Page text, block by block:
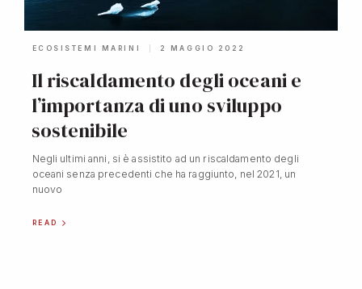
ECOSISTEMI MARINI 2 MAGGIO 2022
Il riscaldamento degli oceani e
l’importanza di uno sviluppo
sostenibile
Negli ultimi anni, si è assistito ad un riscaldamento degli
oceani senza precedenti che ha raggiunto, nel 2021, un
nuovo
READ